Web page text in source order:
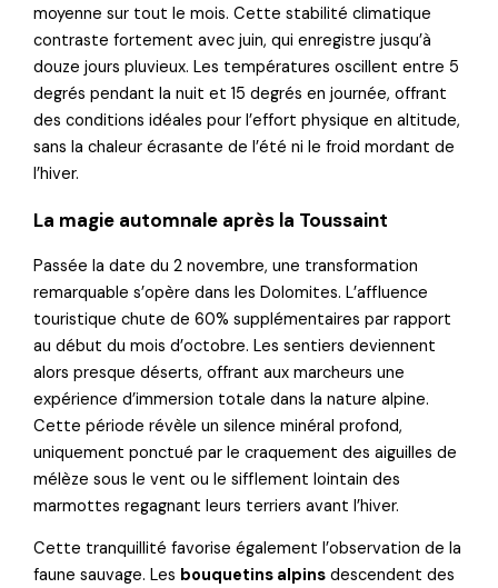
moyenne sur tout le mois. Cette stabilité climatique
contraste fortement avec juin, qui enregistre jusqu’à
douze jours pluvieux. Les températures oscillent entre 5
degrés pendant la nuit et 15 degrés en journée, offrant
des conditions idéales pour l’effort physique en altitude,
sans la chaleur écrasante de l’été ni le froid mordant de
l’hiver.
La magie automnale après la Toussaint
Passée la date du 2 novembre, une transformation
remarquable s’opère dans les Dolomites. L’affluence
touristique chute de 60% supplémentaires par rapport
au début du mois d’octobre. Les sentiers deviennent
alors presque déserts, offrant aux marcheurs une
expérience d’immersion totale dans la nature alpine.
Cette période révèle un silence minéral profond,
uniquement ponctué par le craquement des aiguilles de
mélèze sous le vent ou le sifflement lointain des
marmottes regagnant leurs terriers avant l’hiver.
Cette tranquillité favorise également l’observation de la
faune sauvage. Les bouquetins alpins descendent des